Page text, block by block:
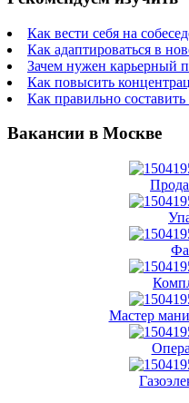
Как вести себя на
Как адаптироваться в
Зачем нужен карьерный
Как повысить
Как правильно
Вакансии в Москве
Мастер